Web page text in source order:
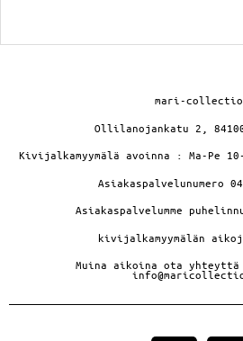
mari-
Ollilanojankatu 2,
Kivijalkamyymälä avoinna : Ma-Pe
Asiakaspalvelunumero
Asiakaspalvelumme
kivijalkamyymälän
Muina aikoina ota